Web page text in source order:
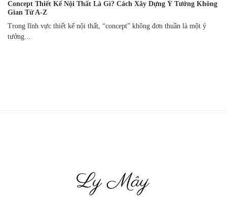
Concept Thiết Kế Nội Thất Là Gì? Cách Xây Dựng Ý Tưởng Không
Gian Từ A-Z
Trong lĩnh vực thiết kế nội thất, “concept” không đơn thuần là một ý
tưởng...